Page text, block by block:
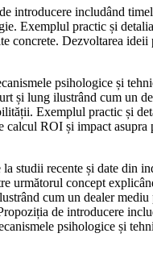
includând
Exemplul practic și
concrete. Dezvoltarea
psihologice și
lung ilustrând cum un
Exemplul practic și
ROI și impact
studii recente și date din
următorul concept
cum un dealer
de introducere
psihologice și